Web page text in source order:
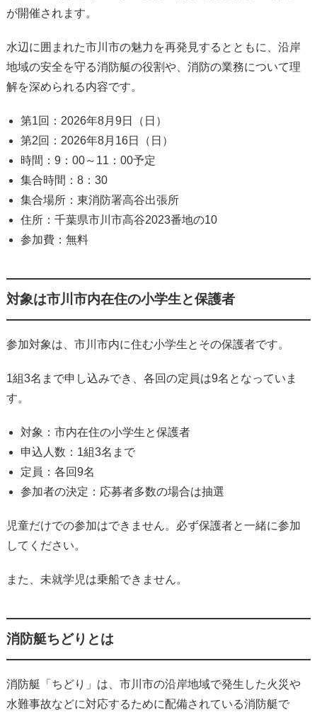
が開催されます。
水辺に囲まれた市川市の魅力を再発見するとともに、沿岸
地域の安全を守る消防艇の役割や、消防の業務について理
解を深められる内容です。
第1回：2026年8月9日（日）
第2回：2026年8月16日（日）
時間：9：00～11：00予定
集合時間：8：30
集合場所：東消防署高谷出張所
住所：千葉県市川市高谷2023番地の10
参加費：無料
対象は市川市内在住の小学生と保護者
参加対象は、市川市内に住む小学生とその保護者です。
1組3名まで申し込みでき、各回の定員は9名となっていま
す。
対象：市内在住の小学生と保護者
申込人数：1組3名まで
定員：各回9名
参加者の決定：応募者多数の場合は抽選
児童だけでの参加はできません。必ず保護者と一緒に参加
してください。
また、未就学児は乗船できません。
消防艇ちどりとは
消防艇「ちどり」は、市川市の沿岸地域で発生した火災や
水難事故などに対応するために配備されている消防艇で